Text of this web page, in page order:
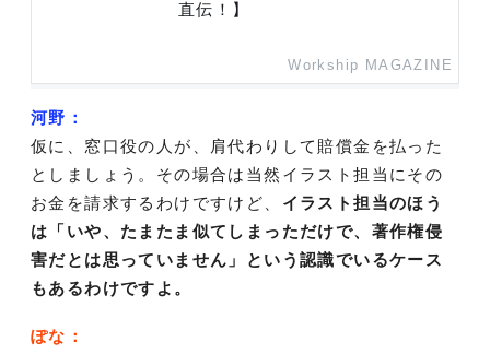
直伝！】
Workship MAGAZINE
河野：
仮に、窓口役の人が、肩代わりして賠償金を払った
としましょう。その場合は当然イラスト担当にその
お金を請求するわけですけど、 イラスト担当のほう
は「いや、たまたま似てしまっただけで、著作権侵
害だとは思っていません」という認識でいるケース
もあるわけですよ。
ぽな：